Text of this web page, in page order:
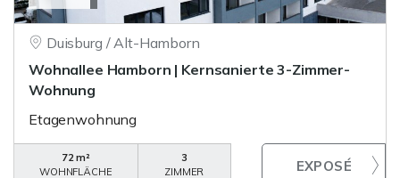
Duisburg / Alt-Hamborn
Wohnallee Hamborn | Kernsanierte 3-Zimmer-
Wohnung
Etagenwohnung
72 m²
WOHNFLÄCHE
3
ZIMMER